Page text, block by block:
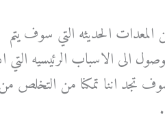
الحديثه التي سوف يتم
الى الاسباب الرئيسيه
تجد اننا تمكنا من التخلص